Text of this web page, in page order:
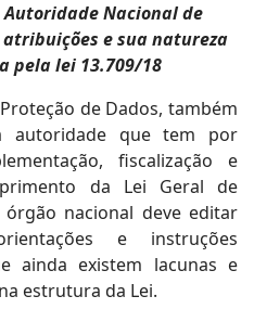
Nacional de
e sua natureza
pela lei 13.709/18
de Dados, também
autoridade que tem por
fiscalização e
da Lei Geral de
órgão nacional deve editar
e instruções
ainda existem lacunas e
estrutura da Lei.